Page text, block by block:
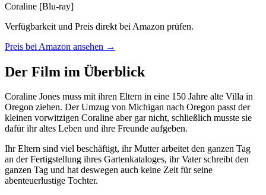
Coraline [Blu-ray]
Verfügbarkeit und Preis direkt bei Amazon prüfen.
Preis bei Amazon ansehen →
Der Film im Überblick
Coraline Jones muss mit ihren Eltern in eine 150 Jahre alte Villa in
Oregon ziehen. Der Umzug von Michigan nach Oregon passt der
kleinen vorwitzigen Coraline aber gar nicht, schließlich musste sie
dafür ihr altes Leben und ihre Freunde aufgeben.
Ihr Eltern sind viel beschäftigt, ihr Mutter arbeitet den ganzen Tag
an der Fertigstellung ihres Gartenkataloges, ihr Vater schreibt den
ganzen Tag und hat deswegen auch keine Zeit für seine
abenteuerlustige Tochter.